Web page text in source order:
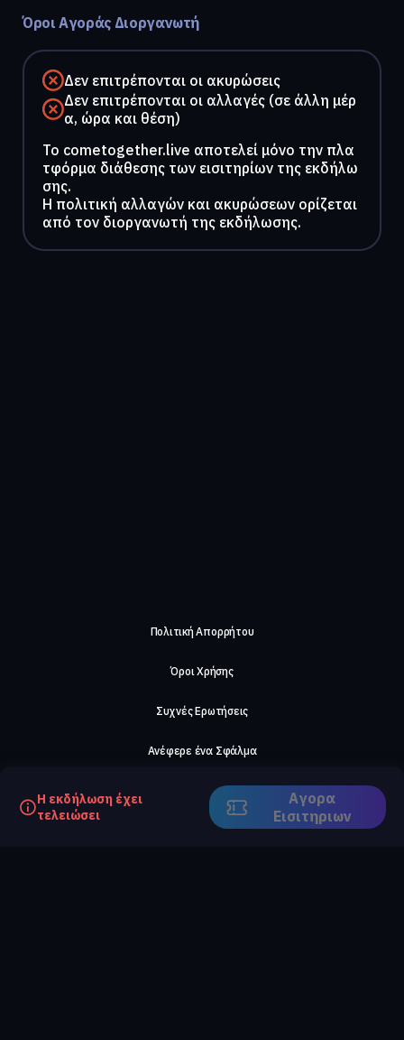
Όροι Αγοράς Διοργανωτή
Δεν επιτρέπονται οι ακυρώσεις
Δεν επιτρέπονται οι αλλαγές (σε άλλη μέρ
α, ώρα και θέση)
To cometogether.live αποτελεί μόνο την πλα
τφόρμα διάθεσης των εισιτηρίων της εκδήλω
σης.
Η πολιτική αλλαγών και ακυρώσεων ορίζεται
από τον διοργανωτή της εκδήλωσης.
Η εκδήλωση έχει
τελειώσει
Αγορα
Eισιτηριων
Πολιτική Απορρήτου
Όροι Χρήσης
Συχνές Ερωτήσεις
Ανέφερε ένα Σφάλμα
Σχετικά με μας
Careers